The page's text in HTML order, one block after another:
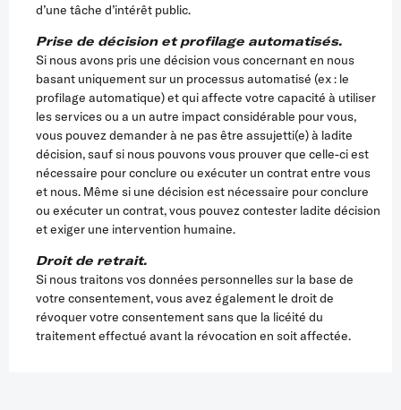
d’une tâche d’intérêt public.
Prise de décision et profilage automatisés.
Si nous avons pris une décision vous concernant en nous
basant uniquement sur un processus automatisé (ex : le
profilage automatique) et qui affecte votre capacité à utiliser
les services ou a un autre impact considérable pour vous,
vous pouvez demander à ne pas être assujetti(e) à ladite
décision, sauf si nous pouvons vous prouver que celle-ci est
nécessaire pour conclure ou exécuter un contrat entre vous
et nous. Même si une décision est nécessaire pour conclure
ou exécuter un contrat, vous pouvez contester ladite décision
et exiger une intervention humaine.
Droit de retrait.
Si nous traitons vos données personnelles sur la base de
votre consentement, vous avez également le droit de
révoquer votre consentement sans que la licéité du
traitement effectué avant la révocation en soit affectée.